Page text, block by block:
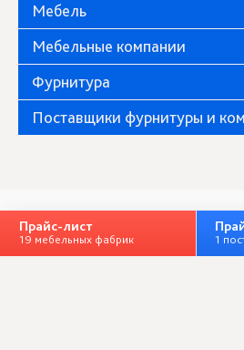
Мебель
Мебельные компании
Фурнитура
Поставщики фурнитуры и
Фабрика «Миндаль»
Прайс-лист
19 мебельных фабрик 1